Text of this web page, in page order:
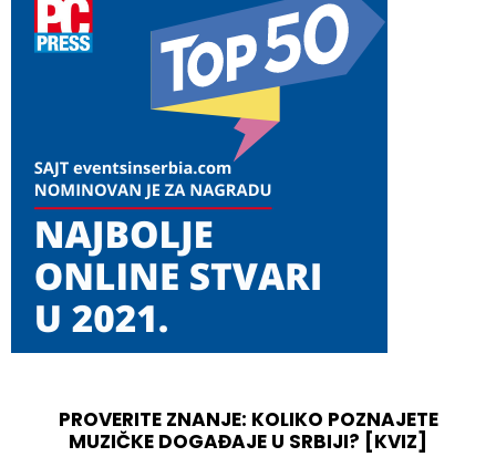
PROVERITE ZNANJE: KOLIKO POZNAJETE
MUZIČKE DOGAĐAJE U SRBIJI? [KVIZ]